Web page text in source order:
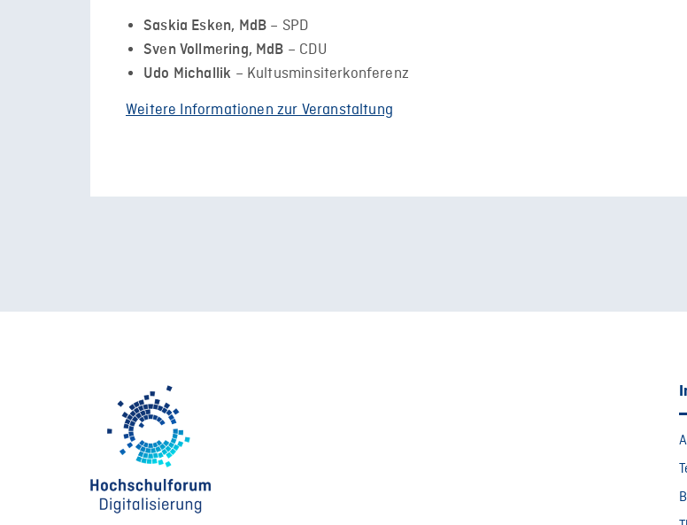
Saskia Esken, MdB – SPD
Sven Vollmering, MdB – CDU
Udo Michallik – Kultusminsiterkonferenz
Weitere Informationen zur Veranstaltung